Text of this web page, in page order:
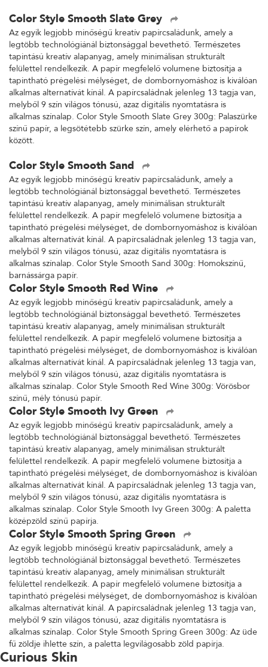
Color Style Smooth Slate Grey
Az egyik legjobb minőségű kreatív papírcsaládunk, amely a
legtöbb technológiánál biztonsággal bevethető. Természetes
tapintású kreatív alapanyag, amely minimálisan strukturált
felülettel rendelkezik. A papír megfelelő volumene biztosítja a
tapintható prégelési mélységet, de dombornyomáshoz is kiválóan
alkalmas alternatívát kínál. A papírcsaládnak jelenleg 13 tagja van,
melyből 9 szín világos tónusú, azaz digitális nyomtatásra is
alkalmas színalap. Color Style Smooth Slate Grey 300g: Palaszürke
színű papír, a legsötétebb szürke szín, amely elérhető a papírok
között.
Color Style Smooth Sand
Az egyik legjobb minőségű kreatív papírcsaládunk, amely a
legtöbb technológiánál biztonsággal bevethető. Természetes
tapintású kreatív alapanyag, amely minimálisan strukturált
felülettel rendelkezik. A papír megfelelő volumene biztosítja a
tapintható prégelési mélységet, de dombornyomáshoz is kiválóan
alkalmas alternatívát kínál. A papírcsaládnak jelenleg 13 tagja van,
melyből 9 szín világos tónusú, azaz digitális nyomtatásra is
alkalmas színalap. Color Style Smooth Sand 300g: Homokszínű,
barnássárga papír.
Color Style Smooth Red Wine
Az egyik legjobb minőségű kreatív papírcsaládunk, amely a
legtöbb technológiánál biztonsággal bevethető. Természetes
tapintású kreatív alapanyag, amely minimálisan strukturált
felülettel rendelkezik. A papír megfelelő volumene biztosítja a
tapintható prégelési mélységet, de dombornyomáshoz is kiválóan
alkalmas alternatívát kínál. A papírcsaládnak jelenleg 13 tagja van,
melyből 9 szín világos tónusú, azaz digitális nyomtatásra is
alkalmas színalap. Color Style Smooth Red Wine 300g: Vörösbor
színű, mély tónusú papír.
Color Style Smooth Ivy Green
Az egyik legjobb minőségű kreatív papírcsaládunk, amely a
legtöbb technológiánál biztonsággal bevethető. Természetes
tapintású kreatív alapanyag, amely minimálisan strukturált
felülettel rendelkezik. A papír megfelelő volumene biztosítja a
tapintható prégelési mélységet, de dombornyomáshoz is kiválóan
alkalmas alternatívát kínál. A papírcsaládnak jelenleg 13 tagja van,
melyből 9 szín világos tónusú, azaz digitális nyomtatásra is
alkalmas színalap. Color Style Smooth Ivy Green 300g: A paletta
középzöld színű papírja.
Color Style Smooth Spring Green
Az egyik legjobb minőségű kreatív papírcsaládunk, amely a
legtöbb technológiánál biztonsággal bevethető. Természetes
tapintású kreatív alapanyag, amely minimálisan strukturált
felülettel rendelkezik. A papír megfelelő volumene biztosítja a
tapintható prégelési mélységet, de dombornyomáshoz is kiválóan
alkalmas alternatívát kínál. A papírcsaládnak jelenleg 13 tagja van,
melyből 9 szín világos tónusú, azaz digitális nyomtatásra is
alkalmas színalap. Color Style Smooth Spring Green 300g: Az üde
fű zöldje ihlette szín, a paletta legvilágosabb zöld papírja.
Curious Skin